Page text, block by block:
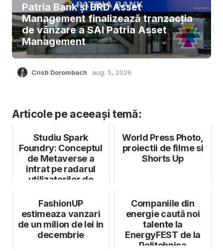
Patria Bank și BRD Asset
Management finalizează tranzacția
de vânzare a SAI Patria Asset
Management
Cristi Dorombach aug. 5, 2026
Articole pe aceeași temă:
Studiu Spark
Foundry: Conceptul
de Metaverse a
intrat pe radarul
utilizatorilor de
World Press Photo,
proiectii de filme si
Shorts Up
FashionUP
estimeaza vanzari
de un milion de lei in
decembrie
Companiile din
energie caută noi
talente la
EnergyFEST de la
Politehnica